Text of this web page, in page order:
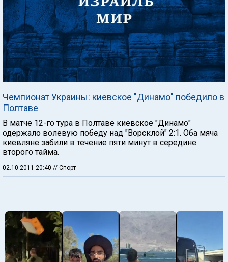
Чемпионат Украины: киевское "Динамо" победило в
Полтаве
В матче 12-го тура в Полтаве киевское "Динамо"
одержало волевую победу над "Ворсклой" 2:1. Оба мяча
киевляне забили в течение пяти минут в середине
второго тайма.
02.10.2011 20:40 // Спорт